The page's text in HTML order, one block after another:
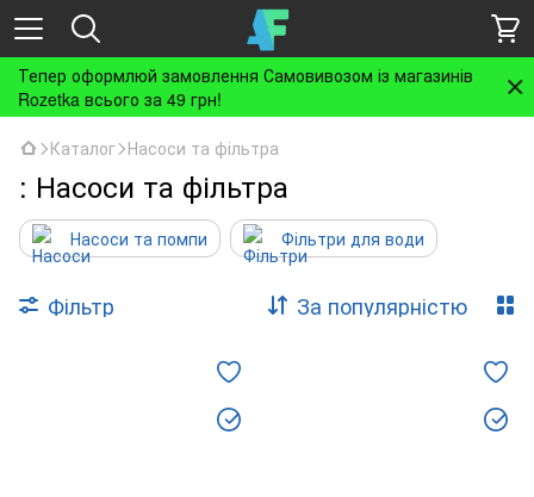
Тепер оформлюй замовлення Самовивозом із магазинів
Rozetka всього за 49 грн!
Каталог Насоси та фільтра
: Насоси та фільтра
Насоси та помпи Фільтри для води
Фільтр За популярністю